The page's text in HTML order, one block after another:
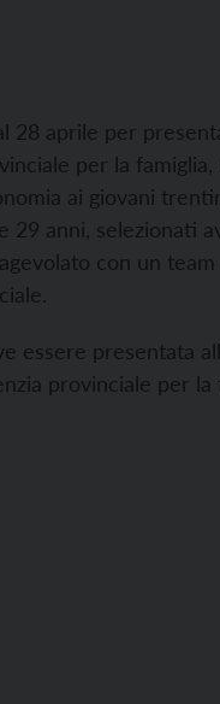
28 aprile per
per la
ai giovani
29 anni, selezionati
con un
essere presentata
provinciale per